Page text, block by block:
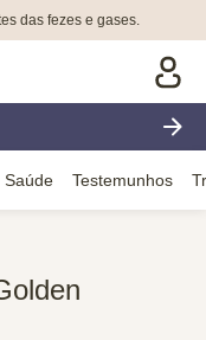
das fezes e gases.
Saúde Testemunhos